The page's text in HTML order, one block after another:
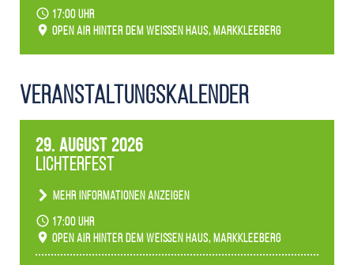
17:00 Uhr
Open Air hinter dem weißen Haus, Markkleeberg
Veranstaltungs­kalender
29. August 2026
Lichterfest
Mehr Informationen anzeigen
Becherlichter, Fackeln und Lichtinstallationen
verwandeln den agra-Park in einen farbigen
Märchenwald, der bei jedem Rundgang einen
17:00 Uhr
Open Air hinter dem weißen Haus, Markkleeberg